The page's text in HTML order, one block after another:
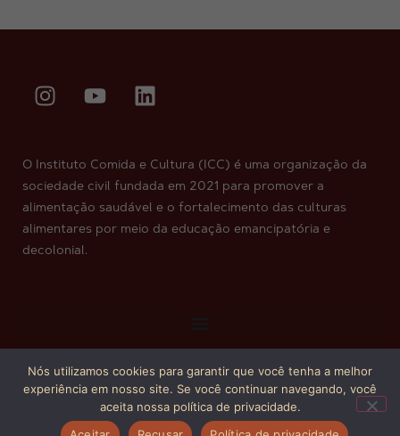
O Instituto Comida e Cultura (ICC) é uma organização da
sociedade civil fundada em 2021 para promover a
alimentação saudável e o fortalecimento das culturas
alimentares por meio da educação emancipatória e
decolonial.
Copyright © 2026. Todos os direitos reservados.
Nós utilizamos cookies para garantir que você tenha a melhor
experiência em nosso site. Se você continuar navegando, você
aceita nossa política de privacidade.